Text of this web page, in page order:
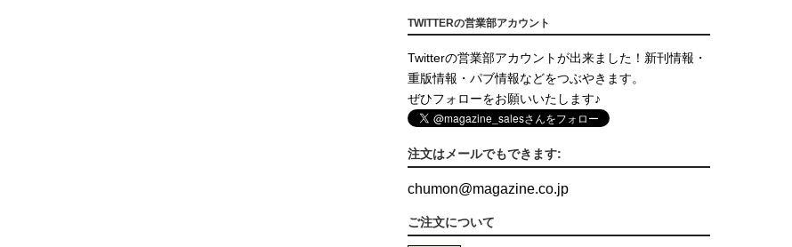
TWITTERの営業部アカウント
Twitterの営業部アカウントが出来ました！新刊情報・
重版情報・パブ情報などをつぶやきます。
ぜひフォローをお願いいたします♪
注文はメールでもできます:
chumon@magazine.co.jp
ご注文について